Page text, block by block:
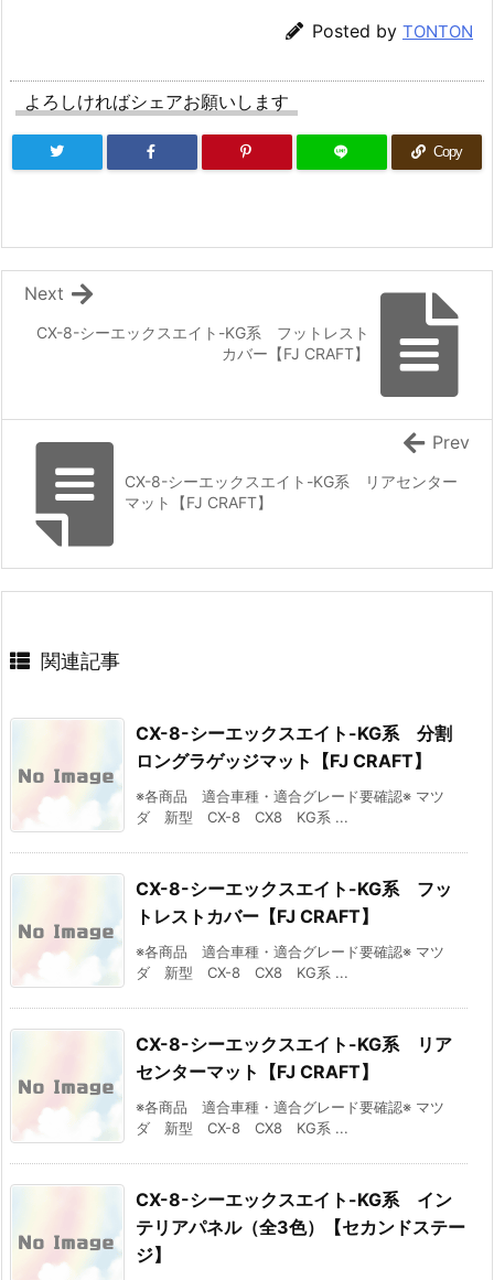
Posted by TONTON
よろしければシェアお願いします
Copy
CX-8-シーエックスエイト-KG系 フットレスト
カバー【FJ CRAFT】
Next
CX-8-シーエックスエイト-KG系 リアセンター
マット【FJ CRAFT】
Prev
関連記事
CX-8-シーエックスエイト-KG系 分割
ロングラゲッジマット【FJ CRAFT】
※各商品 適合車種・適合グレード要確認※ マツ
ダ 新型 CX-8 CX8 KG系 ...
CX-8-シーエックスエイト-KG系 フッ
トレストカバー【FJ CRAFT】
※各商品 適合車種・適合グレード要確認※ マツ
ダ 新型 CX-8 CX8 KG系 ...
CX-8-シーエックスエイト-KG系 リア
センターマット【FJ CRAFT】
※各商品 適合車種・適合グレード要確認※ マツ
ダ 新型 CX-8 CX8 KG系 ...
CX-8-シーエックスエイト-KG系 イン
テリアパネル（全3色）【セカンドステー
ジ】